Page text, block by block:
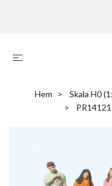
Hem Skala H0